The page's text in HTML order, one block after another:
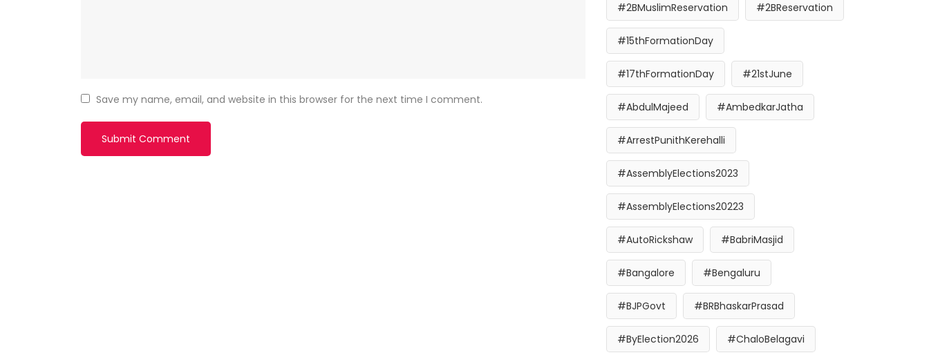
Save my name, email, and website in this browser for the next time I comment.
#2BMuslimReservation #2BReservation
#15thFormationDay
#17thFormationDay #21stJune
#AbdulMajeed #AmbedkarJatha
#ArrestPunithKerehalli
#AssemblyElections2023
#AssemblyElections20223
#AutoRickshaw #BabriMasjid
#Bangalore #Bengaluru
#BJPGovt #BRBhaskarPrasad
#ByElection2026 #ChaloBelagavi